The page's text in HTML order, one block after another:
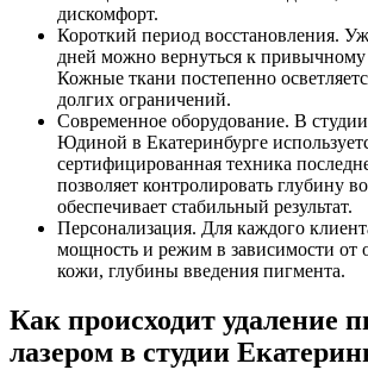
дискомфорт.
Короткий период восстановления.
дней можно вернуться к
Кожные ткани постепенно
долгих ограничений.
Современное оборудование. В
Юдиной в Екатеринбурге
сертифицированная техника
позволяет контролировать глубину
обеспечивает стабильный результат.
Персонализация. Для каждого
мощность и режим в зависимости от
кожи, глубины введения пигмента.
Как происходит удаление
лазером в студии